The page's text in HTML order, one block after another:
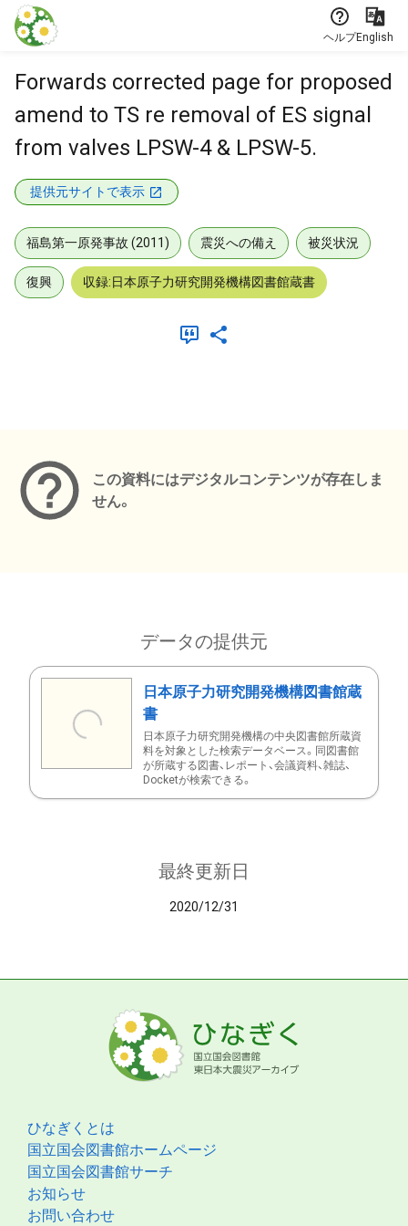
本文に飛ぶ
ヘルプEnglish
Forwards corrected page for proposed
amend to TS re removal of ES signal
from valves LPSW-4 & LPSW-5.
提供元サイトで表示
福島第一原発事故 (2011) 震災への備え 被災状況
復興 収録:日本原子力研究開発機構図書館蔵書
この資料にはデジタルコンテンツが存在しま
せん。
データの提供元
日本原子力研究開発機構図書館蔵
書
日本原子力研究開発機構の中央図書館所蔵資
料を対象とした検索データベース。同図書館
が所蔵する図書、レポート、会議資料、雑誌、
Docketが検索できる。
最終更新日
2020/12/31
ひなぎくとは
国立国会図書館ホームページ
国立国会図書館サーチ
お知らせ
お問い合わせ